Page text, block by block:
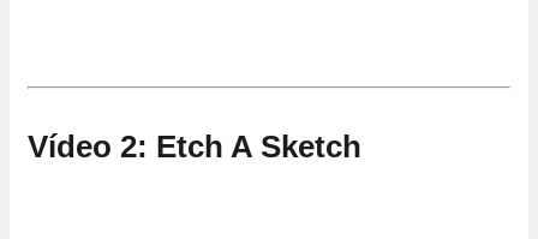
Vídeo 2: Etch A Sketch